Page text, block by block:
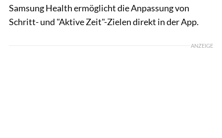
Samsung Health ermöglicht die Anpassung von
Schritt- und "Aktive Zeit"-Zielen direkt in der App.
ANZEIGE